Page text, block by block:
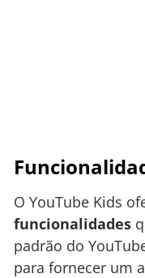
O YouTube Kids
funcionalidades
padrão do
para fornecer um